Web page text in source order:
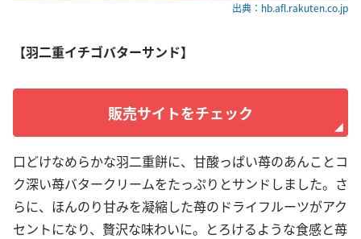
出典：hb.afl.rakuten.co.jp
【羽二重イチゴバターサンド】
販売サイトをチェック
口どけなめらかな羽二重餅に、甘酸っぱい苺のあんことコ
ク深い苺バタークリームをたっぷりとサンドしました。さ
らに、ほんのり甘みを凝縮した苺のドライフルーツがアク
セントになり、贅沢な味わいに。とろけるような食感と苺